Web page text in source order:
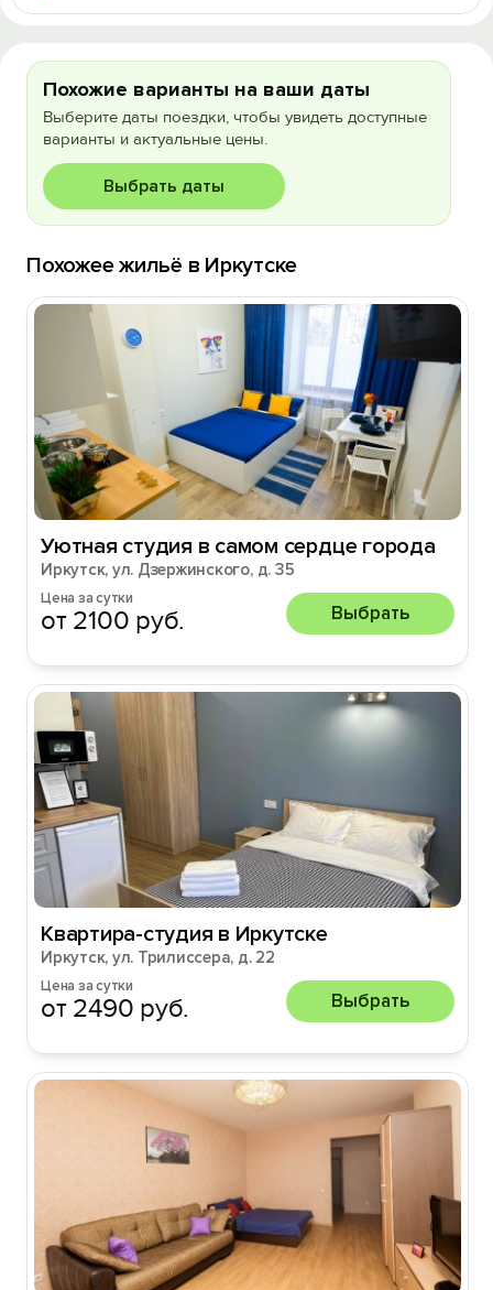
Похожие варианты на ваши даты
Выберите даты поездки, чтобы увидеть доступные
варианты и актуальные цены.
Выбрать даты
Похожее жильё в Иркутске
Уютная студия в самом сердце города
Иркутск, ул. Дзержинского, д. 35
Цена за сутки
от 2100 руб. Выбрать
Квартира-студия в Иркутске
Иркутск, ул. Трилиссера, д. 22
Цена за сутки
от 2490 руб. Выбрать